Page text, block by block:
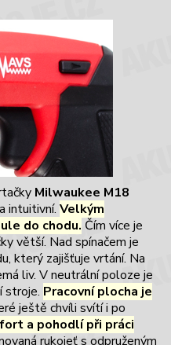
Milwaukee M18
intuitivní.Velkým
do chodu. Čím více je
větší. Nad spínačem je
který zajišťuje vrtání. Na
liv. V neutrální poloze je
stroje. Pracovní plocha je
ještě chvíli svítí i po
a pohodlí při práci
rukojeť s odpruženým